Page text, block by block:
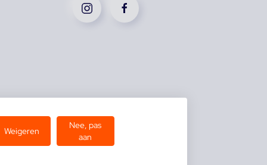
Weigeren
Nee, pas
aan